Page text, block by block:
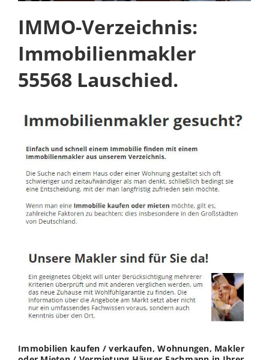
IMMO-Verzeichnis:
Immobilienmakler
55568 Lauschied.
Immobilien kaufen / verkaufen, Wohnungen, Makler